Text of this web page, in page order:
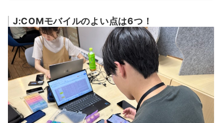
J:COMモバイルのよい点は6つ！